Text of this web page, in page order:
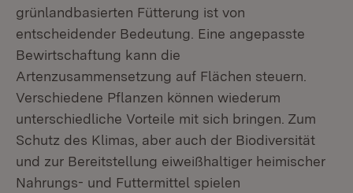
grünlandbasierten Fütterung ist von
entscheidender Bedeutung. Eine angepasste
Bewirtschaftung kann die
Artenzusammensetzung auf Flächen steuern.
Verschiedene Pflanzen können wiederum
unterschiedliche Vorteile mit sich bringen. Zum
Schutz des Klimas, aber auch der Biodiversität
und zur Bereitstellung eiweißhaltiger heimischer
Nahrungs- und Futtermittel spielen